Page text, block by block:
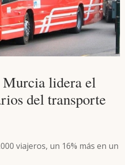
Murcia lidera el
del transporte
viajeros, un 16% más en un